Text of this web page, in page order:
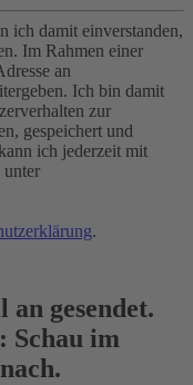
ich damit einverstanden,
Im Rahmen einer
an
Ich bin damit
zur
gespeichert und
ich jederzeit mit
.
an gesendet.
Schau im